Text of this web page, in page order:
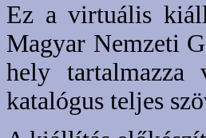
Ez a virtuális
Magyar Nemzeti
hely
katalógus teljes